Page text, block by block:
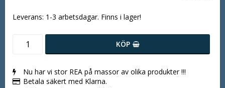
Leverans: 1-3 arbetsdagar. Finns i lager!
KÖP
Nu har vi stor REA på massor av olika produkter !!!
Betala säkert med Klarna.